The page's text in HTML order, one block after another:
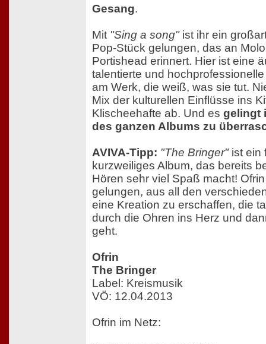
Gesang.
Mit "Sing a song"ist ihr ein
Pop-Stück gelungen, das an
Portishead erinnert. Hier ist eine
talentierte und
am Werk, die weiß, was sie tut.
Mix der kulturellen Einflüsse ins
Klischeehafte ab. Und es gelingt
des ganzen Albums zu
AVIVA-Tipp: "The Bringer"ist ein
kurzweiliges Album, das bereits
Hören sehr viel Spaß macht!
gelungen, aus all den
eine Kreation zu erschaffen, die
durch die Ohren ins Herz und
geht.
Ofrin
The Bringer
Label: Kreismusik
VÖ: 12.04.2013
Ofrin im Netz: